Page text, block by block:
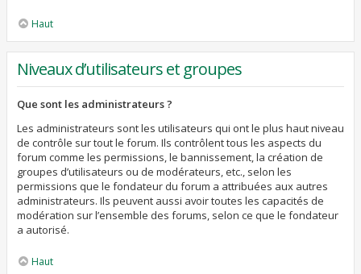
Haut
Niveaux d’utilisateurs et groupes
Que sont les administrateurs ?
Les administrateurs sont les utilisateurs qui ont le plus haut niveau
de contrôle sur tout le forum. Ils contrôlent tous les aspects du
forum comme les permissions, le bannissement, la création de
groupes d’utilisateurs ou de modérateurs, etc., selon les
permissions que le fondateur du forum a attribuées aux autres
administrateurs. Ils peuvent aussi avoir toutes les capacités de
modération sur l’ensemble des forums, selon ce que le fondateur
a autorisé.
Haut